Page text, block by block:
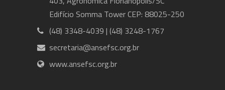
Edifício Somma Tower CEP: 88025-250
(48) 3348-4039 | (48) 3248-1767
secretaria@ansefsc.org.br
www.ansefsc.org.br